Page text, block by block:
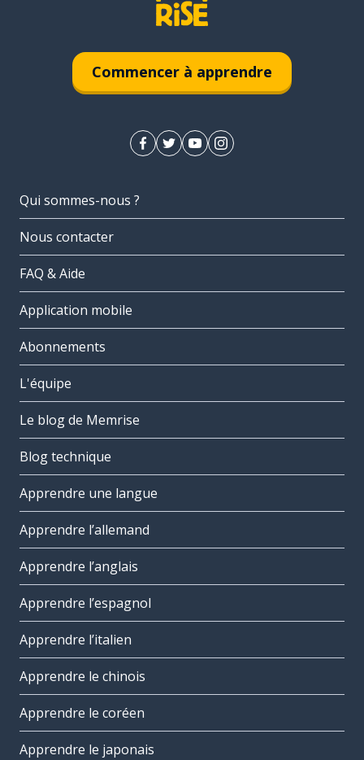
Commencer à apprendre
Qui sommes-nous ?
Nous contacter
FAQ & Aide
Application mobile
Abonnements
L'équipe
Le blog de Memrise
Blog technique
Apprendre une langue
Apprendre l’allemand
Apprendre l’anglais
Apprendre l’espagnol
Apprendre l’italien
Apprendre le chinois
Apprendre le coréen
Apprendre le japonais